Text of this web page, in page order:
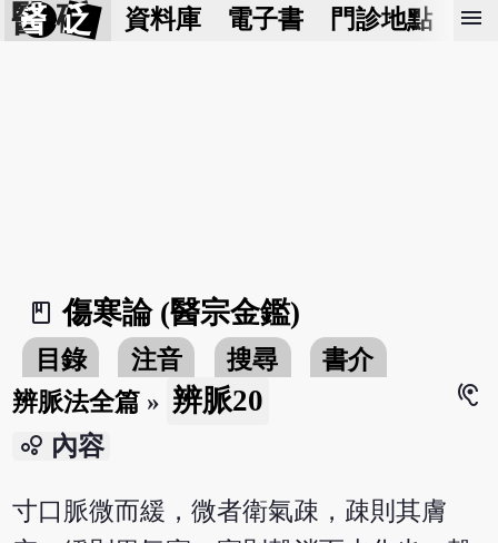
醫 砭 資料庫 電子書 門診地點 預
menu
book_2
傷寒論 (醫宗金鑑)
目錄 注音 搜尋
書介
辨脈法全篇 » 辨脈20
hearing
bubble_chart 內容
寸口脈微而緩，微者衛氣疎，疎則其膚